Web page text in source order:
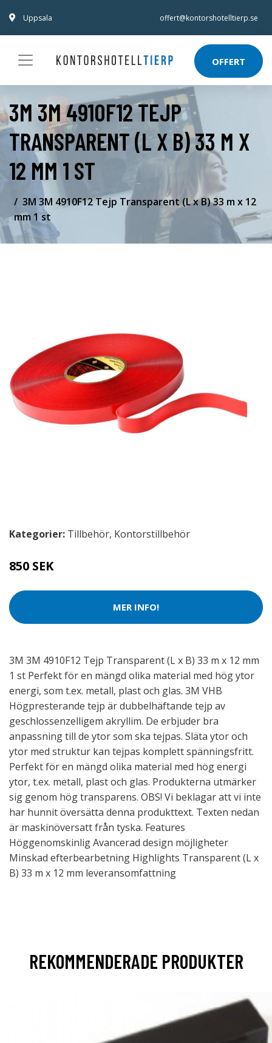
Uppsala offert@kontorshotelltierp.se
OFFERT
3M 3M 4910F12 TEJP
TRANSPARENT (L X B) 33 M X
12 MM 1 ST
3M 3M 4910F12 Tejp Transparent (L x B) 33 m x 12
mm 1 st
Kategorier: Tillbehör, Kontorstillbehör
850 SEK
MER INFO!
3M 3M 4910F12 Tejp Transparent (L x B) 33 m x 12 mm
1 st Perfekt för en mängd olika material med hög ytor
energi, som t.ex. metall, plast och glas. 3M VHB
Högpresterande tejp är dubbelhäftande tejp av
geschlossenzelligem akryllim. De erbjuder bra
anpassning till de ytor som ska tejpas. Släta ytor och
ytor med struktur kan tejpas komplett spänningsfritt.
Perfekt för en mängd olika material med hög energi
ytor, t.ex. metall, plast och glas. Produkterna utmärker
sig genom hög transparens. OBS! Vi beklagar att vi inte
har hunnit översätta denna produkttext. Texten nedan
är maskinöversatt från tyska. Features
Höggenomskinlig Avancerad design möjligheter
Minskad efterbearbetning Highlights Transparent (L x
B) 33 m x 12 mm leveransomfattning
REKOMMENDERADE PRODUKTER